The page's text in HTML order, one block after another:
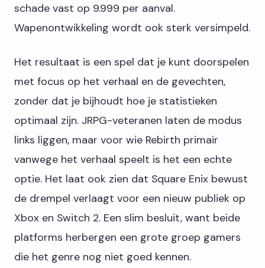
schade vast op 9.999 per aanval.
Wapenontwikkeling wordt ook sterk versimpeld.
Het resultaat is een spel dat je kunt doorspelen
met focus op het verhaal en de gevechten,
zonder dat je bijhoudt hoe je statistieken
optimaal zijn. JRPG-veteranen laten de modus
links liggen, maar voor wie Rebirth primair
vanwege het verhaal speelt is het een echte
optie. Het laat ook zien dat Square Enix bewust
de drempel verlaagt voor een nieuw publiek op
Xbox en Switch 2. Een slim besluit, want beide
platforms herbergen een grote groep gamers
die het genre nog niet goed kennen.